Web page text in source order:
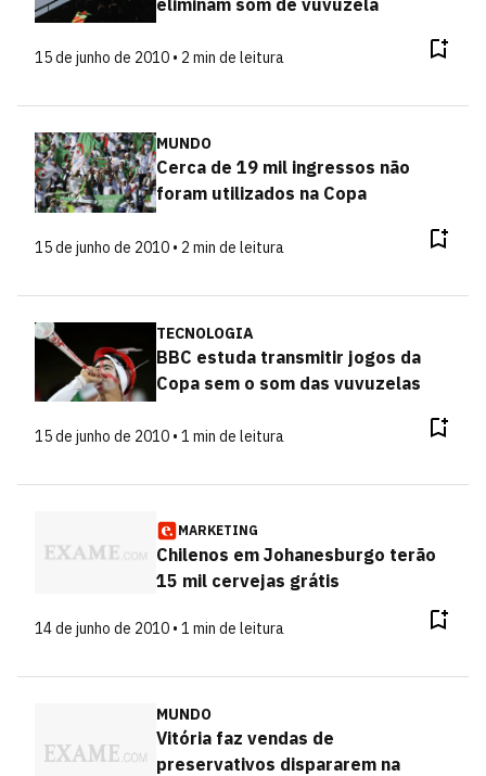
15 de junho de 2010 • 2 min de leitura
MUNDO
Cerca de 19 mil ingressos não
foram utilizados na Copa
15 de junho de 2010 • 2 min de leitura
TECNOLOGIA
BBC estuda transmitir jogos da
Copa sem o som das vuvuzelas
15 de junho de 2010 • 1 min de leitura
MARKETING
Chilenos em Johanesburgo terão
15 mil cervejas grátis
14 de junho de 2010 • 1 min de leitura
MUNDO
Vitória faz vendas de
preservativos dispararem na